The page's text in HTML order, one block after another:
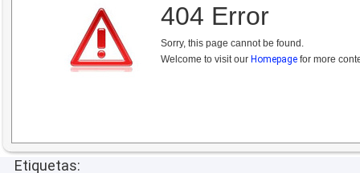
404 Error
Sorry, this page cannot be found.
Welcome to visit our Homepage for more
Etiquetas: